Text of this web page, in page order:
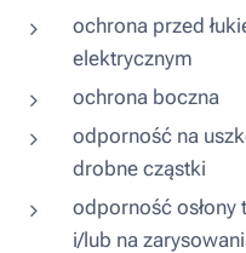
ochrona przed
elektrycznym
ochrona boczna
odporność na
drobne cząstki
odporność osłony
i/lub na